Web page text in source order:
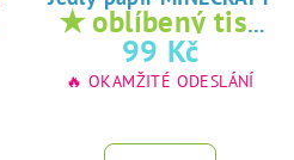
★ oblíbený tisk
na jedlý papír
99 Kč
🔥 OKAMŽITÉ ODESLÁNÍ